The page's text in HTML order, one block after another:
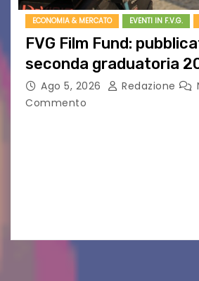
ECONOMIA & MERCATO EVENTI IN F.V.G.
FVG Film Fund:
seconda graduatoria
Ago 5, 2026 Redazione
Commento